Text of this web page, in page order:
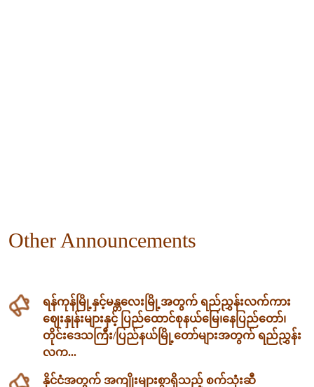
Other Announcements
ရန်ကုန်မြို့နှင့်မန္တလေးမြို့အတွက် ရည်ညွှန်းလက်ကား
ဈေးနှုန်းများနှင့် ပြည်ထောင်စုနယ်မြေ၊နေပြည်တော်၊
တိုင်းဒေသကြီး/ပြည်နယ်မြို့တော်များအတွက် ရည်ညွှန်း
လက...
နိုင်ငံအတွက် အကျိုးများစွာရှိသည့် စက်သုံးဆီ